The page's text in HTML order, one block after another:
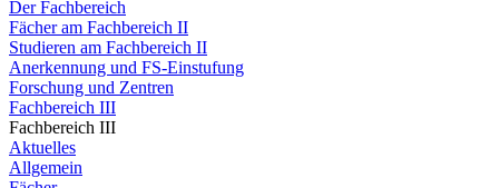
Der Fachbereich
Fächer am Fachbereich II
Studieren am Fachbereich II
Anerkennung und FS-Einstufung
Forschung und Zentren
Fachbereich III
Fachbereich III
Aktuelles
Allgemein